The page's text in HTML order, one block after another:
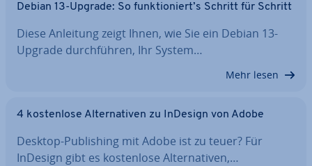
Debian 13-Upgrade: So funk­tio­niert’s Schritt für Schritt
Diese Anleitung zeigt Ihnen, wie Sie ein Debian 13-
Upgrade durch­füh­ren, Ihr System…
Mehr lesen
4 kos­ten­lo­se Al­ter­na­ti­ven zu InDesign von Adobe
Desktop-Pu­bli­shing mit Adobe ist zu teuer? Für
InDesign gibt es kos­ten­lo­se Al­ter­na­ti­ven,…